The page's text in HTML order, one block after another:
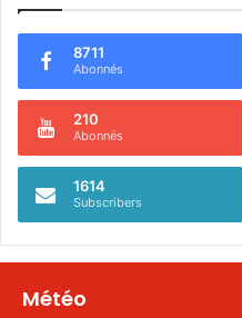
8711
Abonnés
210
Abonnés
1614
Subscribers
Météo